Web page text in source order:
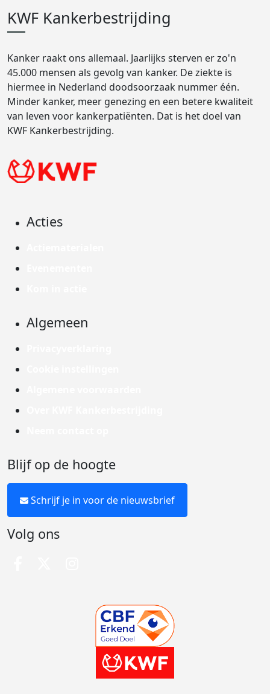
KWF Kankerbestrijding
Kanker raakt ons allemaal. Jaarlijks sterven er zo'n
45.000 mensen als gevolg van kanker. De ziekte is
hiermee in Nederland doodsoorzaak nummer één.
Minder kanker, meer genezing en een betere kwaliteit
van leven voor kankerpatiënten. Dat is het doel van
KWF Kankerbestrijding.
Acties
Algemeen
Blijf op de hoogte
Schrijf je in voor de nieuwsbrief
Volg ons